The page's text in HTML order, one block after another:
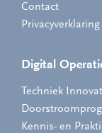
Contact
Privacyverklaring
Digital
Techniek
Kennis- en